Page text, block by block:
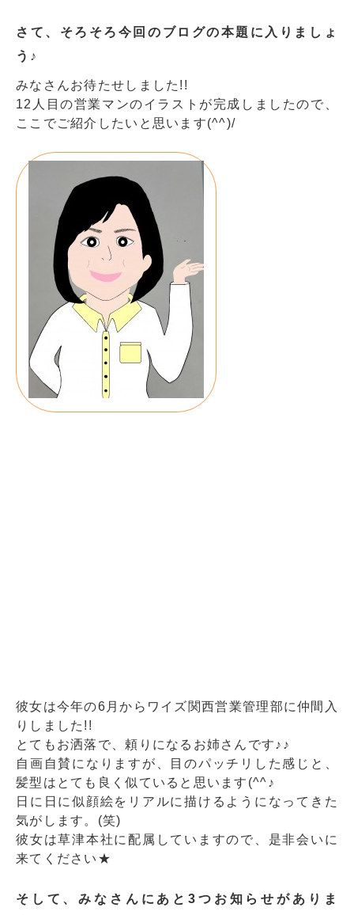
さて、そろそろ今回のブログの本題に入りましょ
う♪
みなさんお待たせしました!!
12人目の営業マンのイラストが完成しましたので、
ここでご紹介したいと思います(^^)/
彼女は今年の6月からワイズ関西営業管理部に仲間入
りしました!!
とてもお洒落で、頼りになるお姉さんです♪♪
自画自賛になりますが、目のパッチリした感じと、
髪型はとても良く似ていると思います(^^♪
日に日に似顔絵をリアルに描けるようになってきた
気がします。(笑)
彼女は草津本社に配属していますので、是非会いに
来てください★
そして、みなさんにあと3つお知らせがありま